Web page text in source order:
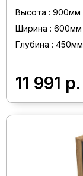
Высота : 900мм
Ширина : 600мм
Глубина : 450мм
11 991 р.